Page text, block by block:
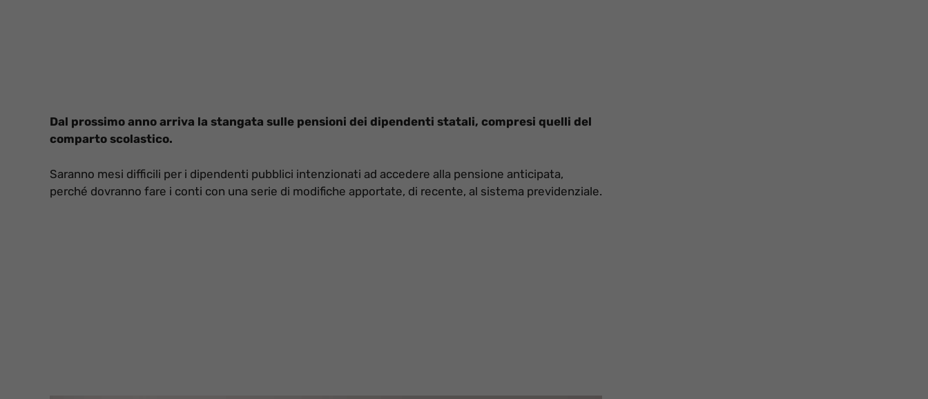
Dal prossimo anno arriva la stangata sulle pensioni dei dipendenti statali, compresi quelli del
comparto scolastico.
Saranno mesi difficili per i dipendenti pubblici intenzionati ad accedere alla pensione anticipata,
perché dovranno fare i conti con una serie di modifiche apportate, di recente, al sistema previdenziale.